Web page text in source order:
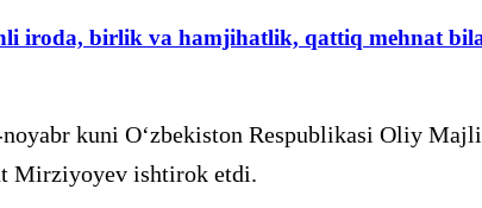
iroda, birlik va hamjihatlik, qattiq mehnat
noyabr kuni O‘zbekiston Respublikasi Oliy
Mirziyoyev ishtirok etdi.